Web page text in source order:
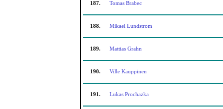
187. Tomas Brabec
188. Mikael Lundstrom
189. Mattias Grahn
190. Ville Kauppinen
191. Lukas Prochazka